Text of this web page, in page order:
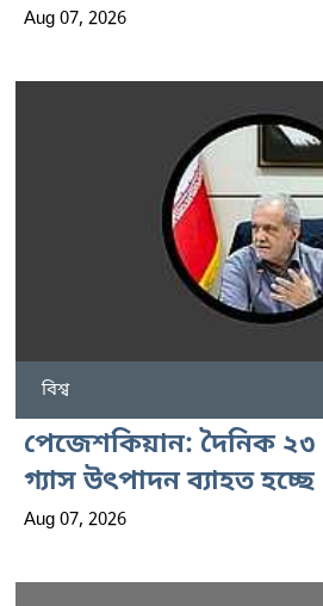
Aug 07, 2026
বিশ্ব
পেজেশকিয়ান: দৈনিক ২৩
গ্যাস উৎপাদন ব্যাহত হচ্ছে
Aug 07, 2026